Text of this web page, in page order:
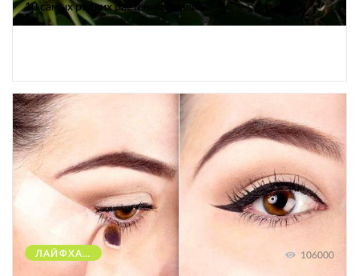
10 самых редких растений Земли
ЛАЙФХАКИ 106000